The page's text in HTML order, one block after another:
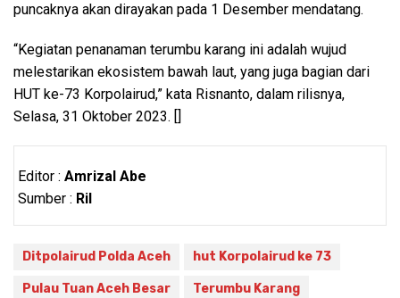
puncaknya akan dirayakan pada 1 Desember mendatang.
“Kegiatan penanaman terumbu karang ini adalah wujud
melestarikan ekosistem bawah laut, yang juga bagian dari
HUT ke-73 Korpolairud,” kata Risnanto, dalam rilisnya,
Selasa, 31 Oktober 2023. []
Editor : Amrizal Abe
Sumber : Ril
Ditpolairud Polda Aceh hut Korpolairud ke 73
Pulau Tuan Aceh Besar Terumbu Karang